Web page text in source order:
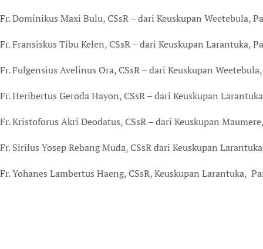
Fr. Dominikus Maxi Bulu, CSsR – dari Keuskupan Weetebula,
Fr. Fransiskus Tibu Kelen, CSsR – dari Keuskupan Larantuka,
Fr. Fulgensius Avelinus Ora, CSsR – dari Keuskupan
Fr. Heribertus Geroda Hayon, CSsR – dari Keuskupan
Fr. Kristoforus Akri Deodatus, CSsR – dari Keuskupan
Fr. Sirilus Yosep Rebang Muda, CSsR dari Keuskupan
Fr. Yohanes Lambertus Haeng, CSsR, Keuskupan Larantuka,